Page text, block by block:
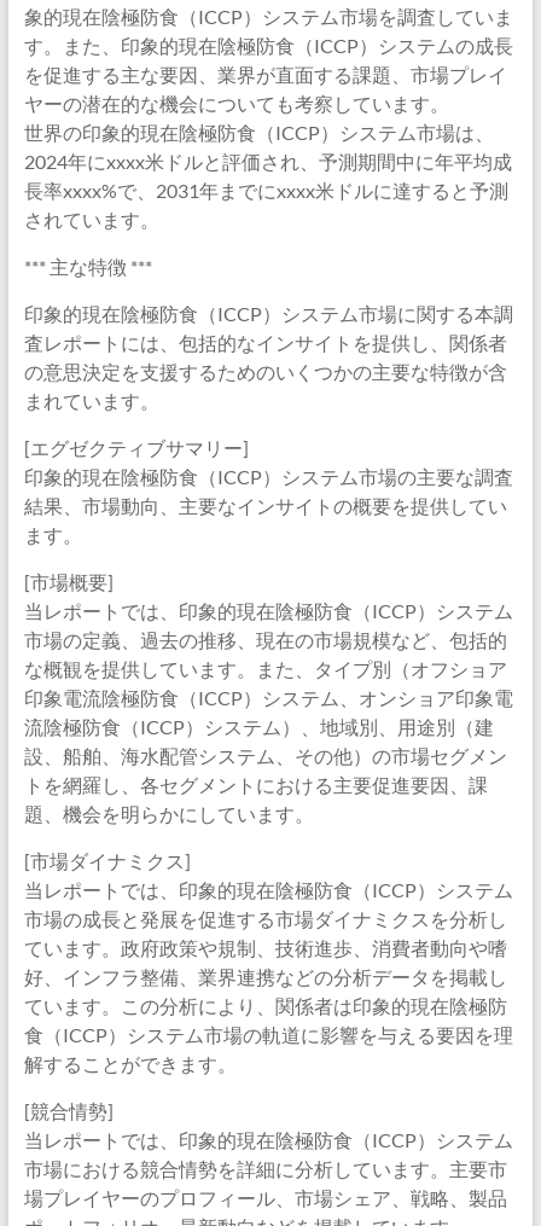
象的現在陰極防食（ICCP）システム市場を調査していま
す。また、印象的現在陰極防食（ICCP）システムの成長
を促進する主な要因、業界が直面する課題、市場プレイ
ヤーの潜在的な機会についても考察しています。
世界の印象的現在陰極防食（ICCP）システム市場は、
2024年にxxxx米ドルと評価され、予測期間中に年平均成
長率xxxx%で、2031年までにxxxx米ドルに達すると予測
されています。
*** 主な特徴 ***
印象的現在陰極防食（ICCP）システム市場に関する本調
査レポートには、包括的なインサイトを提供し、関係者
の意思決定を支援するためのいくつかの主要な特徴が含
まれています。
[エグゼクティブサマリー]
印象的現在陰極防食（ICCP）システム市場の主要な調査
結果、市場動向、主要なインサイトの概要を提供してい
ます。
[市場概要]
当レポートでは、印象的現在陰極防食（ICCP）システム
市場の定義、過去の推移、現在の市場規模など、包括的
な概観を提供しています。また、タイプ別（オフショア
印象電流陰極防食（ICCP）システム、オンショア印象電
流陰極防食（ICCP）システム）、地域別、用途別（建
設、船舶、海水配管システム、その他）の市場セグメン
トを網羅し、各セグメントにおける主要促進要因、課
題、機会を明らかにしています。
[市場ダイナミクス]
当レポートでは、印象的現在陰極防食（ICCP）システム
市場の成長と発展を促進する市場ダイナミクスを分析し
ています。政府政策や規制、技術進歩、消費者動向や嗜
好、インフラ整備、業界連携などの分析データを掲載し
ています。この分析により、関係者は印象的現在陰極防
食（ICCP）システム市場の軌道に影響を与える要因を理
解することができます。
[競合情勢]
当レポートでは、印象的現在陰極防食（ICCP）システム
市場における競合情勢を詳細に分析しています。主要市
場プレイヤーのプロフィール、市場シェア、戦略、製品